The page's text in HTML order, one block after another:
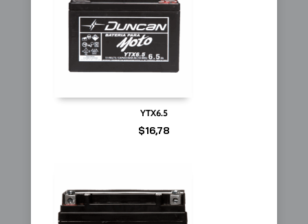
YTX6.5
$16,78